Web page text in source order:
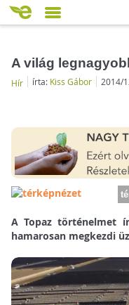
A világ
Hír írta: Kiss Gábor 2014/
A Topaz történelmet
hamarosan megkezdi